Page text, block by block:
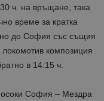
ч. на връщане, така
време за кратка
до София със същия
композиция
в 14:15 ч.
София – Мездра